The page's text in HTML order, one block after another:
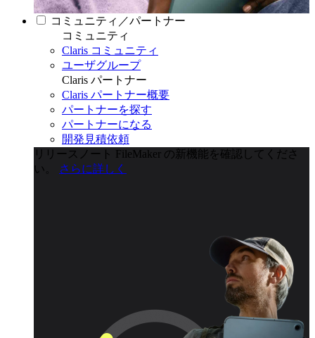
コミュニティ／パートナー
コミュニティ
Claris コミュニティ
ユーザグループ
Claris パートナー
Claris パートナー概要
パートナーを探す
パートナーになる
開発見積依頼
リリースノート
FileMaker の新機能を確認してくださ
い。
さらに詳しく